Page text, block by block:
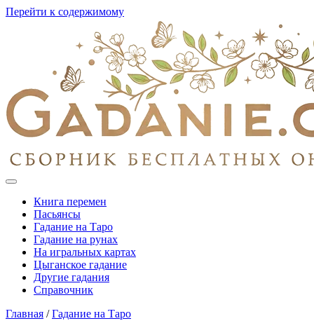
Перейти к содержимому
Книга перемен
Пасьянсы
Гадание на Таро
Гадание на рунах
На игральных картах
Цыганское гадание
Другие гадания
Справочник
Главная /Гадание на Таро